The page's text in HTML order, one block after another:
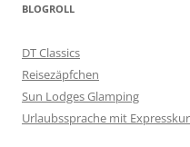
BLOGROLL
DT Classics
Reisezäpfchen
Sun Lodges Glamping
Urlaubssprache mit